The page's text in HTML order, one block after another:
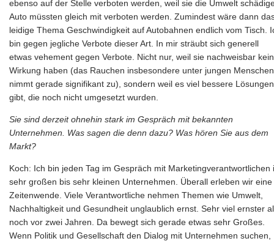
ebenso auf der Stelle verboten werden, weil sie die Umwelt
Auto müssten gleich mit verboten werden. Zumindest wäre dann
leidige Thema Geschwindigkeit auf Autobahnen endlich vom Tisch.
bin gegen jegliche Verbote dieser Art. In mir sträubt sich generell
etwas vehement gegen Verbote. Nicht nur, weil sie nachweisbar
Wirkung haben (das Rauchen insbesondere unter jungen Menschen
nimmt gerade signifikant zu), sondern weil es viel bessere Lösungen
gibt, die noch nicht umgesetzt wurden.
Sie sind derzeit ohnehin stark im Gespräch mit bekannten
Unternehmen. Was sagen die denn dazu? Was hören Sie aus dem
Markt?
Koch: Ich bin jeden Tag im Gespräch mit Marketingverantwortlichen
sehr großen bis sehr kleinen Unternehmen. Überall erleben wir eine
Zeitenwende. Viele Verantwortliche nehmen Themen wie Umwelt,
Nachhaltigkeit und Gesundheit unglaublich ernst. Sehr viel ernster
noch vor zwei Jahren. Da bewegt sich gerade etwas sehr Großes.
Wenn Politik und Gesellschaft den Dialog mit Unternehmen suchen,